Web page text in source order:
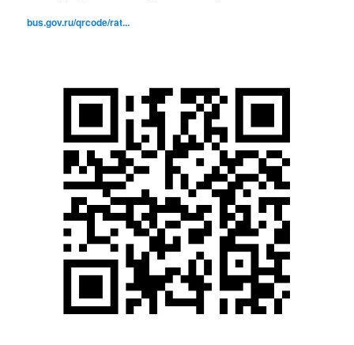
bus.gov.ru/qrcode/rat...